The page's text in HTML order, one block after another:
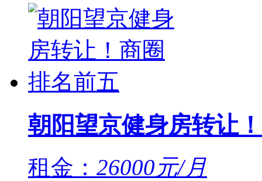
朝阳望京健身房转让
租金： 26000元/月